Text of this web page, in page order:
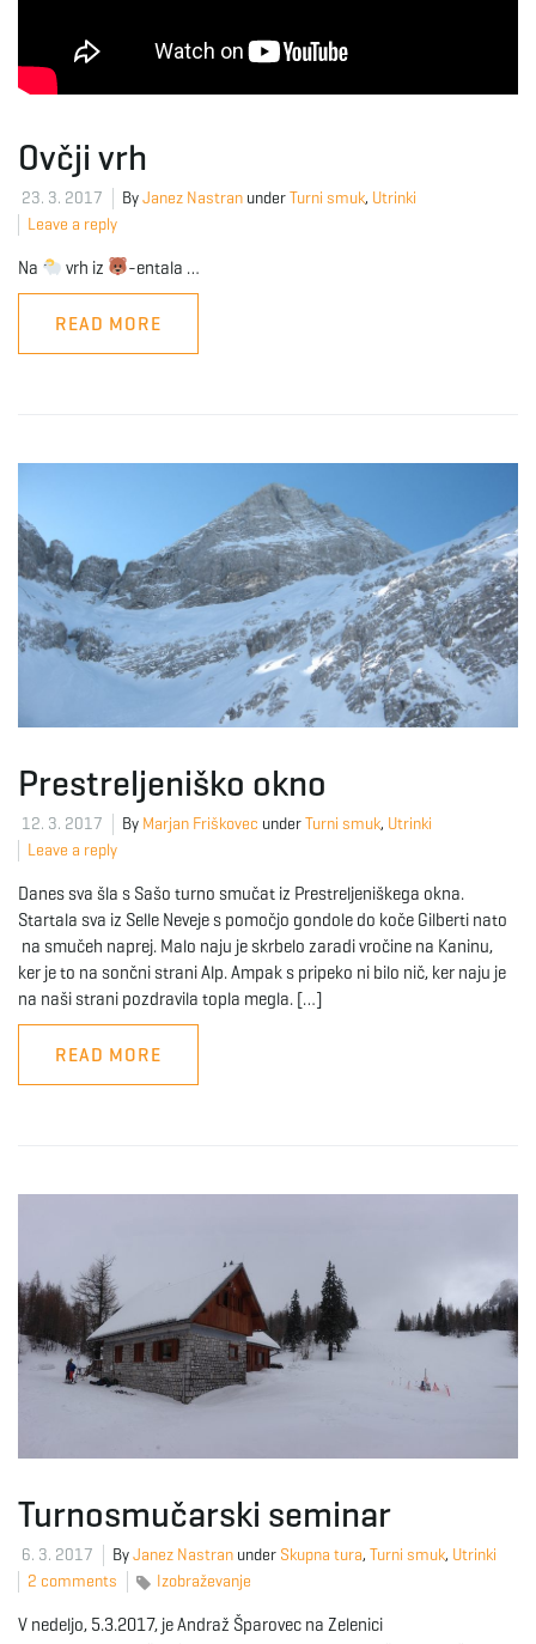
Ovčji vrh
23. 3. 2017 ByJanez Nastran underTurni smuk, Utrinki
Leave a reply
Na vrh iz -entala …
READ MORE
Prestreljeniško okno
12. 3. 2017 By Marjan Friškovec underTurni smuk, Utrinki
Leave a reply
Danes sva šla s Sašo turno smučat iz Prestreljeniškega okna.
Startala sva iz Selle Neveje s pomočjo gondole do koče Gilberti nato
na smučeh naprej. Malo naju je skrbelo zaradi vročine na Kaninu,
ker je to na sončni strani Alp. Ampak s pripeko ni bilo nič, ker naju je
na naši strani pozdravila topla megla. […]
READ MORE
Turnosmučarski seminar
6. 3. 2017 ByJanez Nastran under Skupna tura, Turni smuk, Utrinki
2 comments
Izobraževanje
V nedeljo, 5.3.2017, je Andraž Šparovec na Zelenici